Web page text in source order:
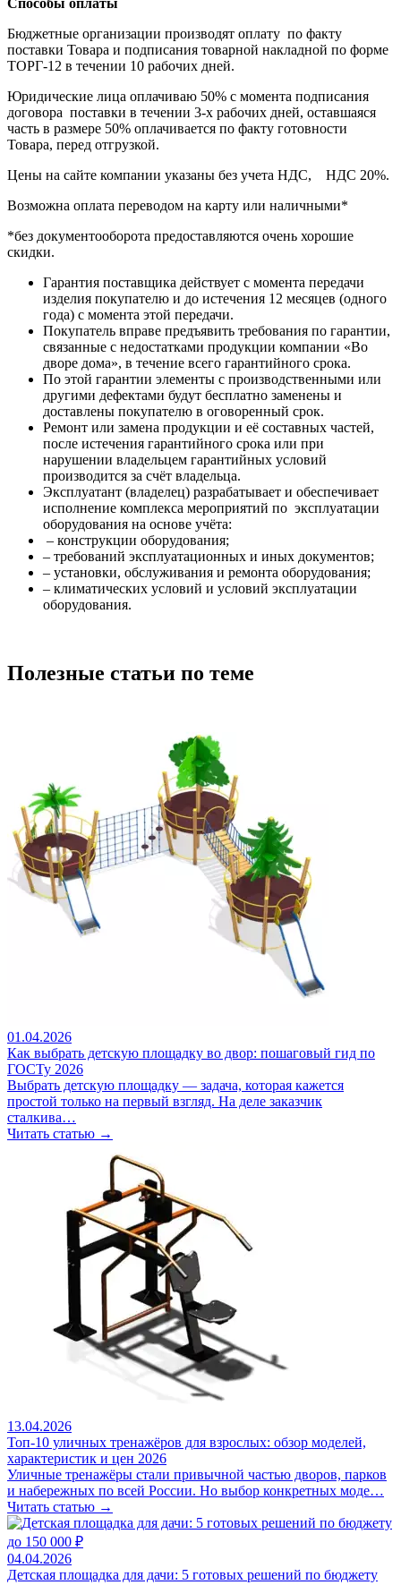
Способы оплаты
Бюджетные организации производят оплату по факту
поставки Товара и подписания товарной накладной по форме
ТОРГ-12 в течении 10 рабочих дней.
Юридические лица оплачиваю 50% с момента подписания
договора поставки в течении 3-х рабочих дней, оставшаяся
часть в размере 50% оплачивается по факту готовности
Товара, перед отгрузкой.
Цены на сайте компании указаны без учета НДС, НДС 20%.
Возможна оплата переводом на карту или наличными*
*без документооборота предоставляются очень хорошие
скидки.
Гарантия поставщика действует с момента передачи
изделия покупателю и до истечения 12 месяцев (одного
года) с момента этой передачи.
Покупатель вправе предъявить требования по гарантии,
связанные с недостатками продукции компании «Во
дворе дома», в течение всего гарантийного срока.
По этой гарантии элементы с производственными или
другими дефектами будут бесплатно заменены и
доставлены покупателю в оговоренный срок.
Ремонт или замена продукции и её составных частей,
после истечения гарантийного срока или при
нарушении владельцем гарантийных условий
производится за счёт владельца.
Эксплуатант (владелец) разрабатывает и обеспечивает
исполнение комплекса мероприятий по эксплуатации
оборудования на основе учёта:
– конструкции оборудования;
– требований эксплуатационных и иных документов;
– установки, обслуживания и ремонта оборудования;
– климатических условий и условий эксплуатации
оборудования.
Полезные статьи по теме
01.04.2026
Как выбрать детскую площадку во двор: пошаговый гид по
ГОСТу 2026
Выбрать детскую площадку — задача, которая кажется
простой только на первый взгляд. На деле заказчик
сталкива…
Читать статью →
13.04.2026
Топ-10 уличных тренажёров для взрослых: обзор моделей,
характеристик и цен 2026
Уличные тренажёры стали привычной частью дворов, парков
и набережных по всей России. Но выбор конкретных моде…
Читать статью →
04.04.2026
Детская площадка для дачи: 5 готовых решений по бюджету